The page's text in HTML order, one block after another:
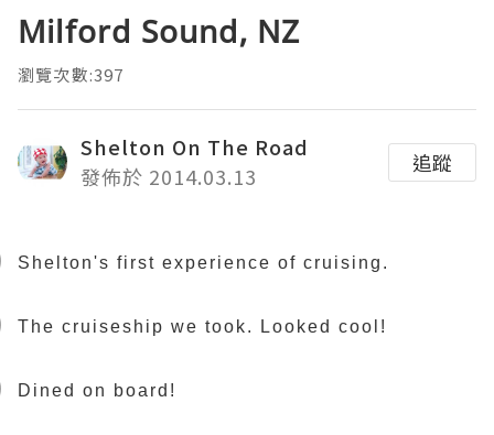
Milford Sound, NZ
瀏覽次數:397
Shelton On The Road
發佈於 2014.03.13
追蹤
Shelton's first experience of cruising.
The cruiseship we took. Looked cool!
Dined on board!